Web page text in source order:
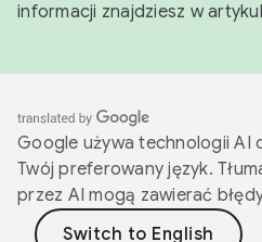
informacji znajdziesz w
Google używa technologii AI
Twój preferowany język.
przez AI mogą zawierać